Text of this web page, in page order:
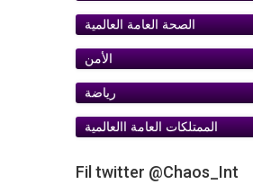
الصحة العامة العالمية
الأمن
رياضة
الممتلكات العامة اﺍلعالمية
Fil twitter @Chaos_Int